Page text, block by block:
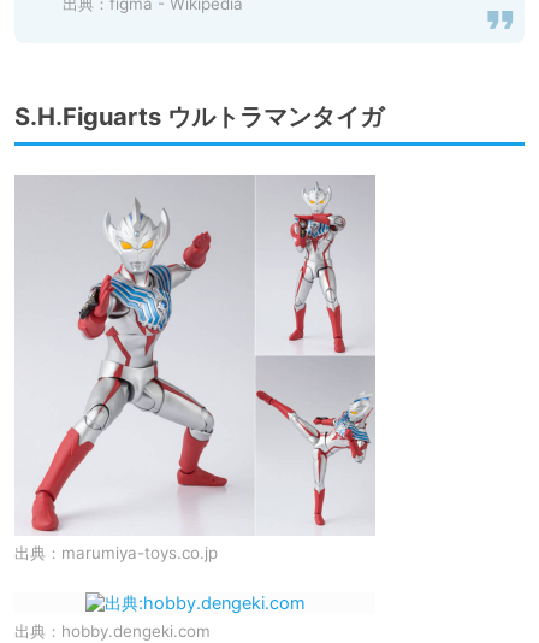
S.H.Figuarts ウルトラマンタイガ
出典： marumiya-toys.co.jp
出典： hobby.dengeki.com